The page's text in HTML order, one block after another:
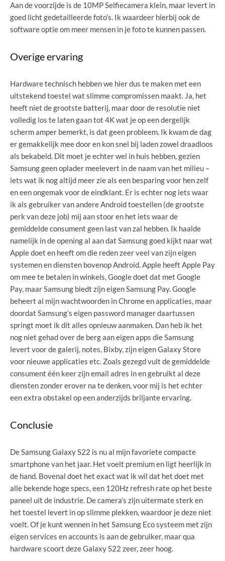
Aan de voorzijde is de 10MP Selfiecamera klein, maar levert in
goed licht gedetailleerde foto’s. Ik waardeer hierbij ook de
software optie om meer mensen in je foto te kunnen passen.
Overige ervaring
Hardware technisch hebben we hier dus te maken met een
uitstekend toestel wat slimme compromissen maakt. Ja, het
heeft niet de grootste batterij, maar door de resolutie niet
volledig los te laten gaan tot 4K wat je op een dergelijk
scherm amper bemerkt, is dat geen probleem. Ik kwam de dag
er gemakkelijk mee door en kon snel bij laden zowel draadloos
als bekabeld. Dit moet je echter wel in huis hebben, gezien
Samsung geen oplader meelevert in de naam van het milieu –
iets wat ik nog altijd meer zie als een besparing voor hen zelf
en een ongemak voor de eindklant. Er is echter nog iets waar
ik als gebruiker van andere Android toestellen (de grootste
perk van deze job) mij aan stoor en het iets waar de
gemiddelde consument geen last van zal hebben. Ik haalde
namelijk in de opening al aan dat Samsung goed kijkt naar wat
Apple doet en heeft om die reden zeer veel van zijn eigen
systemen en diensten bovenop Android. Apple heeft Apple Pay
om mee te betalen in winkels, Google doet dat met Google
Pay, maar Samsung biedt zijn eigen Samsung Pay. Google
beheert al mijn wachtwoorden in Chrome en applicaties, maar
doordat Samsung’s eigen password manager daartussen
springt moet ik dit alles opnieuw aanmaken. Dan heb ik het
nog niet gehad over de berg aan eigen apps die Samsung
levert voor de galerij, notes, Bixby, zijn eigen Galaxy Store
voor nieuwe applicaties etc. Zoals gezegd vult de gemiddelde
consument één keer zijn email adres in en gebruikt al deze
diensten zonder erover na te denken, voor mij is het echter
een extra obstakel op een anderzijds briljante ervaring.
Conclusie
De Samsung Galaxy S22 is nu al mijn favoriete compacte
smartphone van het jaar. Het voelt premium en ligt heerlijk in
de hand. Bovenal doet het exact wat ik wil dat het doet met
alle bekende hoge specs, een 120Hz refresh rate op het beste
paneel uit de industrie. De camera’s zijn uitermate sterk en
het toestel levert in op slimme plekken, waardoor je deze niet
voelt. Of je kunt wennen in het Samsung Eco systeem met zijn
eigen services en accounts is aan de gebruiker, maar qua
hardware scoort deze Galaxy S22 zeer, zeer hoog.